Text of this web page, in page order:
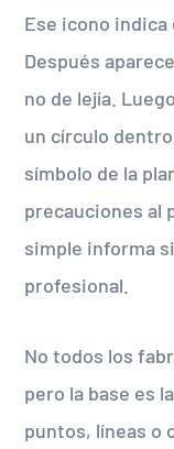
Ese icono indica
Después
no de lejía.
un círculo
símbolo de la
precauciones al
simple informa
profesional.
No todos los
pero la base es
puntos, líneas o